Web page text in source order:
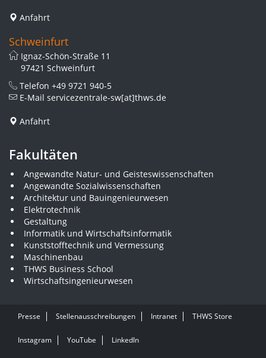
Anfahrt
Schweinfurt
Ignaz-Schön-Straße 11
97421 Schweinfurt
Telefon +49 9721 940-5
E-Mail servicezentrale-sw[at]thws.de
Anfahrt
Fakultäten
Angewandte Natur- und Geisteswissenschaften
Angewandte Sozialwissenschaften
Architektur und Bauingenieurwesen
Elektrotechnik
Gestaltung
Informatik und Wirtschaftsinformatik
Kunststofftechnik und Vermessung
Maschinenbau
THWS Business School
Wirtschaftsingenieurwesen
Presse Stellenausschreibungen Intranet THWS Store
Instagram YouTube LinkedIn